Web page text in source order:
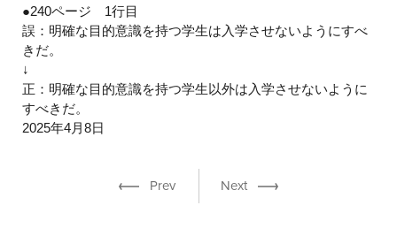
●240ページ 1行目
誤：明確な目的意識を持つ学生は入学させないようにすべ
きだ。
↓
正：明確な目的意識を持つ学生以外は入学させないように
すべきだ。
2025年4月8日
Prev Next